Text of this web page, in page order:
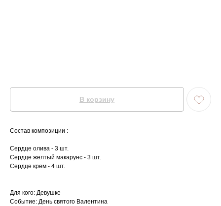
В корзину
Состав композиции :
Сердце олива - 3 шт.
Сердце желтый макарунс - 3 шт.
Сердце крем - 4 шт.
Для кого: Девушке
Событие: День святого Валентина